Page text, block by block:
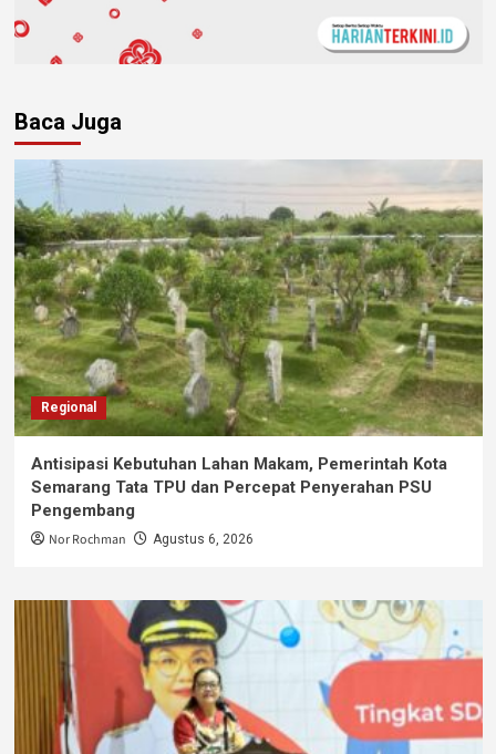
Baca Juga
Regional
Antisipasi Kebutuhan Lahan Makam, Pemerintah Kota
Semarang Tata TPU dan Percepat Penyerahan PSU
Pengembang
Nor Rochman Agustus 6, 2026